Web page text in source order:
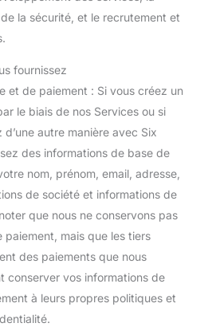
la sécurité, et le recrutement et
fournissez
et de paiement : Si vous créez un
le biais de nos Services ou si
autre manière avec Six
des informations de base de
nom, prénom, email, adresse,
de société et informations de
que nous ne conservons pas
paiement, mais que les tiers
des paiements que nous
conserver vos informations de
à leurs propres politiques et